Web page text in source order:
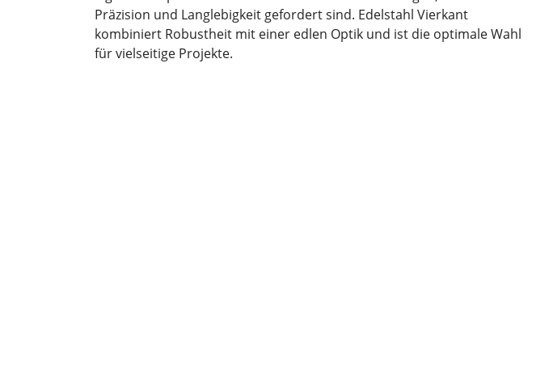
Präzision und Langlebigkeit gefordert sind. Edelstahl Vierkant
kombiniert Robustheit mit einer edlen Optik und ist die optimale Wahl
für vielseitige Projekte.